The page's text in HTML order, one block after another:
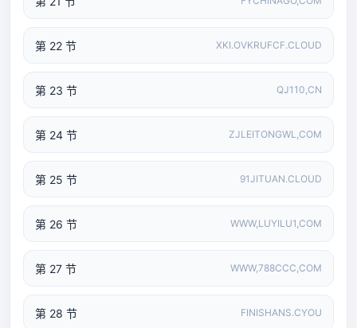
第 22 节 XKI.OVKRUFCF.CLOUD
第 23 节 QJ110,CN
第 24 节 ZJLEITONGWL,COM
第 25 节 91JITUAN.CLOUD
第 26 节 WWW,LUYILU1,COM
第 27 节 WWW,788CCC,COM
第 28 节 FINISHANS.CYOU